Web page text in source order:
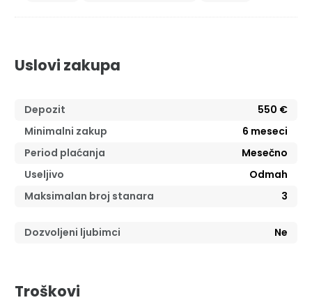
Uslovi zakupa
Depozit
550 €
Minimalni zakup
6 meseci
Period plaćanja
Mesečno
Useljivo
Odmah
Maksimalan broj stanara
3
Dozvoljeni ljubimci Ne
Troškovi